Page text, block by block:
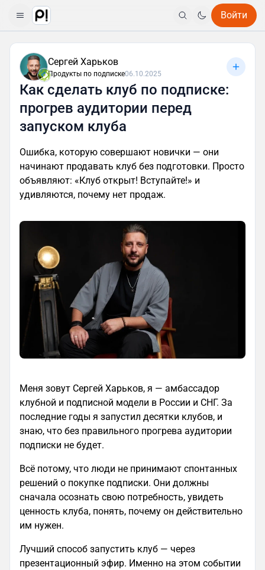
Войти
Сергей Харьков
Продукты по подписке06.10.2025
Как сделать клуб по подписке:
прогрев аудитории перед
запуском клуба
Ошибка, которую совершают новички — они
начинают продавать клуб без подготовки. Просто
объявляют: «Клуб открыт! Вступайте!» и
удивляются, почему нет продаж.
Меня зовут Сергей Харьков, я — амбассадор
клубной и подписной модели в России и СНГ. За
последние годы я запустил десятки клубов, и
знаю, что без правильного прогрева аудитории
подписки не будет.
Всё потому, что люди не принимают спонтанных
решений о покупке подписки. Они должны
сначала осознать свою потребность, увидеть
ценность клуба, понять, почему он действительно
им нужен.
Лучший способ запустить клуб — через
презентационный эфир. Именно на этом событии